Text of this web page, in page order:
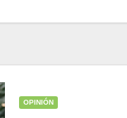
OPINIÓN